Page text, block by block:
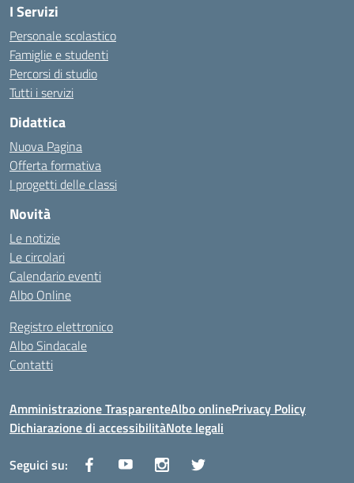
I Servizi
Personale scolastico
Famiglie e studenti
Percorsi di studio
Tutti i servizi
Didattica
Nuova Pagina
Offerta formativa
I progetti delle classi
Novità
Le notizie
Le circolari
Calendario eventi
Albo Online
Registro elettronico
Albo Sindacale
Contatti
Amministrazione TrasparenteAlbo onlinePrivacy Policy
Dichiarazione di accessibilitàNote legali
Seguici su: